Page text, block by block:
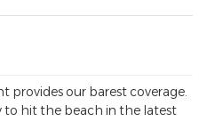
provides our barest coverage.
to hit the beach in the latest